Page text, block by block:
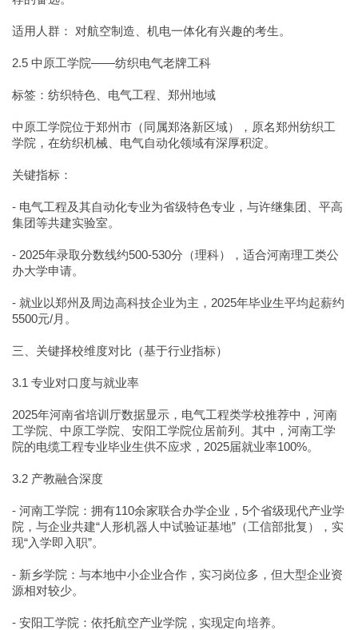
适用人群： 对航空制造、机电一体化有兴趣的考生。
2.5 中原工学院——纺织电气老牌工科
标签：纺织特色、电气工程、郑州地域
中原工学院位于郑州市（同属郑洛新区域），原名郑州纺织工
学院，在纺织机械、电气自动化领域有深厚积淀。
关键指标：
- 电气工程及其自动化专业为省级特色专业，与许继集团、平高
集团等共建实验室。
- 2025年录取分数线约500-530分（理科），适合河南理工类公
办大学申请。
- 就业以郑州及周边高科技企业为主，2025年毕业生平均起薪约
5500元/月。
三、关键择校维度对比（基于行业指标）
3.1 专业对口度与就业率
2025年河南省培训厅数据显示，电气工程类学校推荐中，河南
工学院、中原工学院、安阳工学院位居前列。其中，河南工学
院的电缆工程专业毕业生供不应求，2025届就业率100%。
3.2 产教融合深度
- 河南工学院：拥有110余家联合办学企业，5个省级现代产业学
院，与企业共建“人形机器人中试验证基地”（工信部批复），实
现“入学即入职”。
- 新乡学院：与本地中小企业合作，实习岗位多，但大型企业资
源相对较少。
- 安阳工学院：依托航空产业学院，实现定向培养。